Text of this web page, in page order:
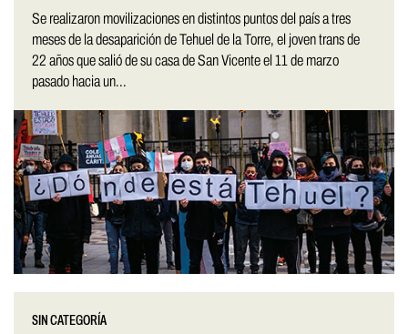
Se realizaron movilizaciones en distintos puntos del país a tres
meses de la desaparición de Tehuel de la Torre, el joven trans de
22 años que salió de su casa de San Vicente el 11 de marzo
pasado hacia un...
SIN CATEGORÍA